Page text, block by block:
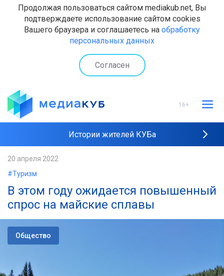
Продолжая пользоваться сайтом mediakub.net, Вы
подтверждаете использование сайтом cookies
Вашего браузера и соглашаетесь на обработку
персональных данных
Согласен
16+
Истории жителей КУБа
20 апреля 2022
#Туризм
В этом году ожидается повышенный
спрос на майские сплавы
Общество